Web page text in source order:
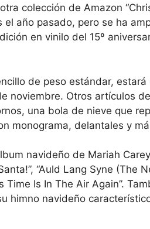
colección de Amazon
el año pasado, pero se ha
en vinilo del 15º
de peso estándar,
noviembre. Otros artículos
una bola de nieve que
monograma, delantales y
navideño de Mariah
“Auld Lang Syne (The
Time Is In The Air Again”.
himno navideño